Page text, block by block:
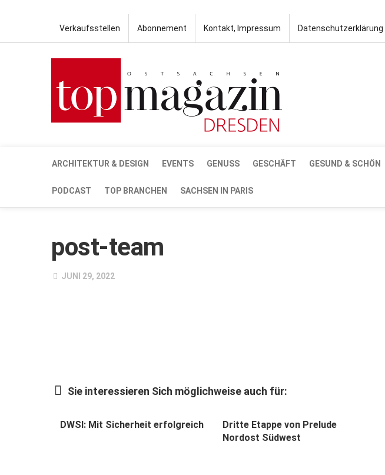
Verkaufsstellen Abonnement Kontakt, Impressum Datenschutzerklärung
ARCHITEKTUR & DESIGN EVENTS GENUSS GESCHÄFT GESUND & SCHÖN
PODCAST TOP BRANCHEN SACHSEN IN PARIS
post-team
JUNI 29, 2022
Sie interessieren Sich möglichweise auch für:
DWSI: Mit Sicherheit erfolgreich
Dritte Etappe von Prelude
Nordost Südwest